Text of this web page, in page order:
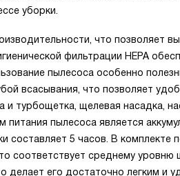
уборки.
что позволяет
фильтрации HEPA
пылесоса особенно
всасывания, что позволяет
и турбощетка, щелевая насадка,
питания пылесоса является
составляет 5 часов. В комплекте
соответствует среднему
делает его достаточно легким и